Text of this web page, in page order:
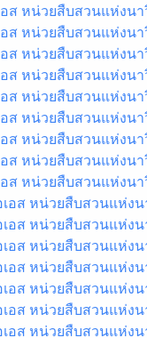
อส หน่วยสืบสวนแห่งน
อส หน่วยสืบสวนแห่งน
อส หน่วยสืบสวนแห่งน
อส หน่วยสืบสวนแห่งน
อส หน่วยสืบสวนแห่งน
อส หน่วยสืบสวนแห่งน
อส หน่วยสืบสวนแห่งน
อส หน่วยสืบสวนแห่งน
อส หน่วยสืบสวนแห่งน
เอส หน่วยสืบสวนแห่ง
เอส หน่วยสืบสวนแห่ง
เอส หน่วยสืบสวนแห่ง
เอส หน่วยสืบสวนแห่ง
เอส หน่วยสืบสวนแห่ง
เอส หน่วยสืบสวนแห่ง
เอส หน่วยสืบสวนแห่ง